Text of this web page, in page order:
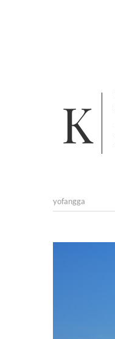
Kukira tahun lalu adalah tahun paling sepi bagi thelostraveler. Tentu bukan tanpa sebab, aku memiliki apologi untuk
yofangga